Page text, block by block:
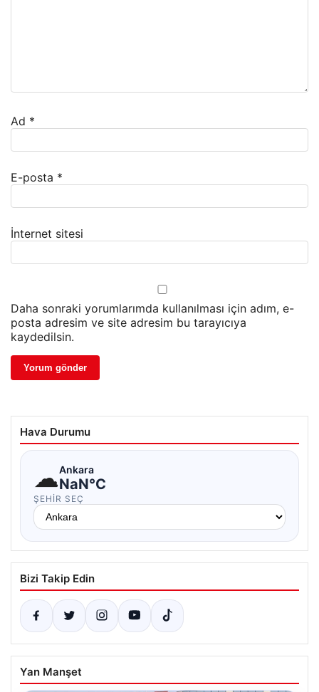
Ad *
E-posta *
İnternet sitesi
Daha sonraki yorumlarımda kullanılması için adım, e-
posta adresim ve site adresim bu tarayıcıya
kaydedilsin.
Hava Durumu
☁Ankara
NaN°C
ŞEHIR SEÇ
Bizi Takip Edin
Yan Manşet